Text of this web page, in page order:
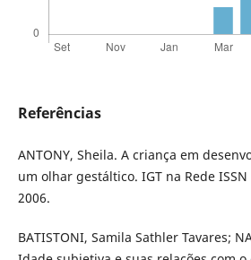
Referências
ANTONY, Sheila. A criança em
um olhar gestáltico. IGT na Rede
2006.
BATISTONI, Samila Sathler Tavares;